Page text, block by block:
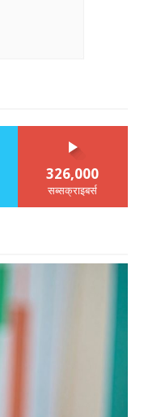
326,000
सब्सक्राइबर्स